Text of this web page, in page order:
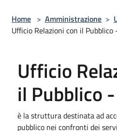
Home > Amministrazione >
Ufficio Relazioni con il Pubblico
Ufficio
il Pubblico
è la struttura destinata ad
pubblico nei confronti dei